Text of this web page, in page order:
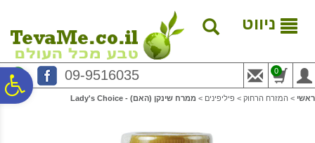
נגישות
המרכזי
ניווט
09-9516035 0
ראשי > המזרח הרחוק > פיליפינים > ממרח שינקן (האם) - Lady's Choice